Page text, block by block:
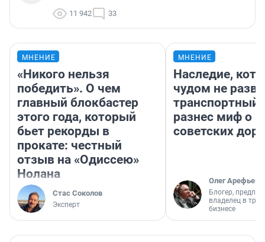
11 942 33
МНЕНИЕ
«Никого нельзя
победить». О чем
главный блокбастер
этого года, который
бьет рекорды в
прокате: честный
отзыв на «Одиссею»
Нолана
Стас Соколов
Эксперт
МНЕНИЕ
Наследие,
чудом не
транспортный
разнес миф о
советских
Олег Арефьев
Блогер,
владелец в
бизнесе